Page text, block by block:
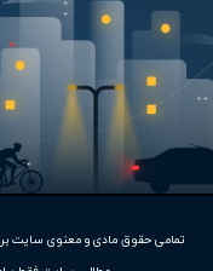
در محیط های مرطوب
استفاده در این محیط
دلیل تعداد پره های بالا
قسمت های مختلف محیط
خوبی را انجام دهد.
تمامی حقوق مادی و معنوی سایت